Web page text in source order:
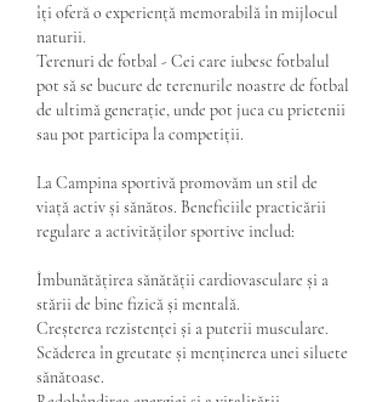
îți oferă o experiență memorabilă în mijlocul
naturii.
Terenuri de fotbal - Cei care iubesc fotbalul
pot să se bucure de terenurile noastre de fotbal
de ultimă generație, unde pot juca cu prietenii
sau pot participa la competiții.
La Campina sportivă promovăm un stil de
viață activ și sănătos. Beneficiile practicării
regulare a activităților sportive includ:
Îmbunătățirea sănătății cardiovasculare și a
stării de bine fizică și mentală.
Creșterea rezistenței și a puterii musculare.
Scăderea în greutate și menținerea unei siluete
sănătoase.